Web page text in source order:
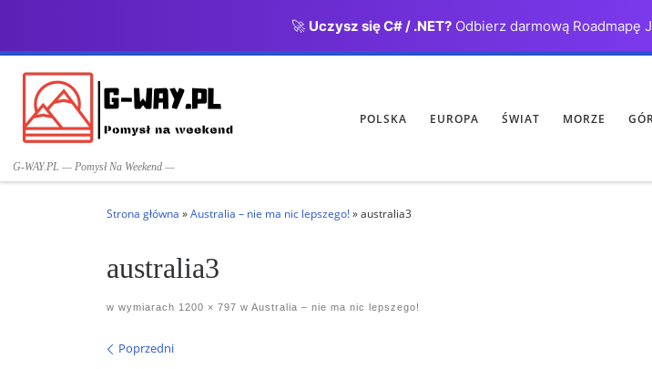
🚀 Uczysz się C# / .NET?Odbierz darmową Roadmapę
G-WAY.PL — Pomysł Na Weekend —
POLSKA EUROPA ŚWIAT MORZE
Strona główna »Australia – nie ma nic lepszego!»australia3
australia3
w wymiarach 1200 × 797 w Australia – nie ma nic lepszego!
Nawigacja po obrazach
Poprzedni